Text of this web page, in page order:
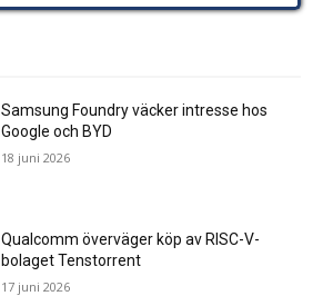
Samsung Foundry väcker intresse hos
Google och BYD
18 juni 2026
Qualcomm överväger köp av RISC-V-
bolaget Tenstorrent
17 juni 2026